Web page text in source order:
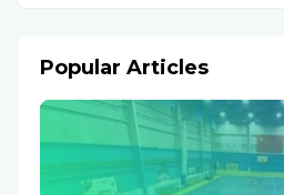
Popular Articles